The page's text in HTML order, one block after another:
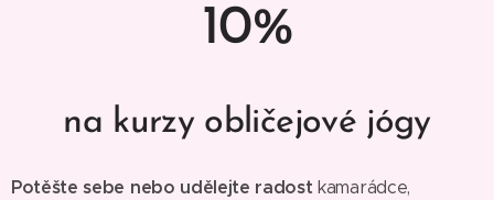
10%
na kurzy obličejové jógy
Potěšte sebe nebo udělejte radost kamarádce,